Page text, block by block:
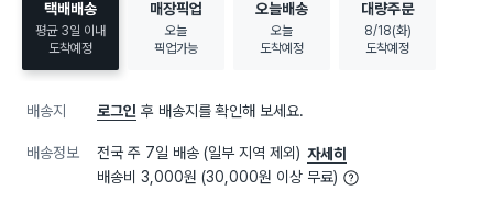
택배배송
평균 3일 이내
도착예정
매장픽업
오늘
픽업가능
오늘배송
오늘
도착예정
대량주문
8/18(화)
도착예정
배송지 로그인 후 배송지를 확인해 보세요.
배송정보 전국 주 7일 배송 (일부 지역 제외) 자세히
배송비 3,000원 (30,000원 이상 무료)